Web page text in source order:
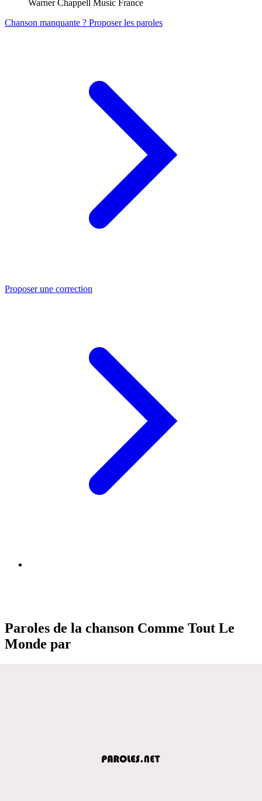
Warner Chappell Music France
Chanson manquante ? Proposer les paroles
Proposer une correction
Paroles de la chanson Comme Tout Le
Monde par